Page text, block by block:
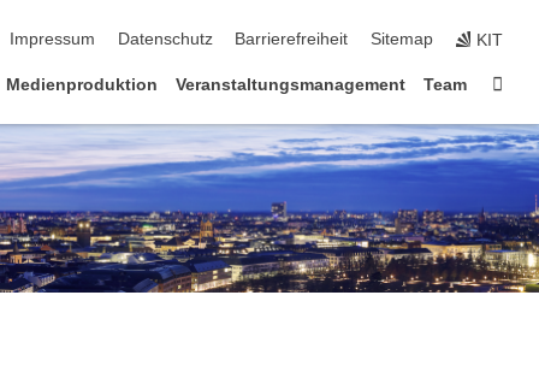
Impressum Datenschutz Barrierefreiheit Sitemap KIT
Medienproduktion Veranstaltungsmanagement Team